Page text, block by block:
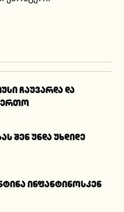
ჩაუვარდა და
შენ უნდა უხდიდე
ინფანტინოსკენ